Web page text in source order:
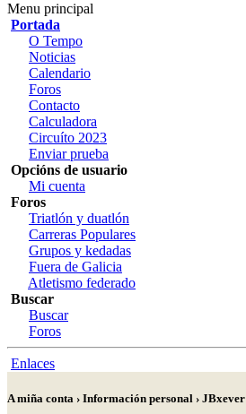
Menu principal
Portada
O Tempo
Noticias
Calendario
Foros
Contacto
Calculadora
Circuíto 2023
Enviar prueba
Opcións de usuario
Mi cuenta
Foros
Triatlón y duatlón
Carreras Populares
Grupos y kedadas
Fuera de Galicia
Atletismo federado
Buscar
Buscar
Foros
Enlaces
A miña conta › Información personal › JBxever